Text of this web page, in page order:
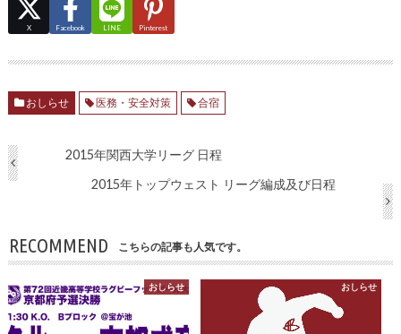
X Facebook LINE Pinterest
おしらせ 医務・安全対策 合宿
2015年関西大学リーグ 日程
2015年トップウェスト リーグ編成及び日程
RECOMMEND こちらの記事も人気です。
おしらせ おしらせ